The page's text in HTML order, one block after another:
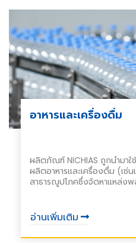
อาหารและเครื่องดื่ม
ผลิตภัณฑ์ NICHIAS ถูกนำมาใ
ผลิตอาหารและเครื่องดื่ม (เช่น
สาธารณูปโภคซึ่งจัดหาแหล่ง
อ่านเพิ่มเติม